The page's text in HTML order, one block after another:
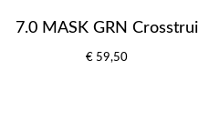
7.0 MASK GRN Crosstrui
€ 59,50